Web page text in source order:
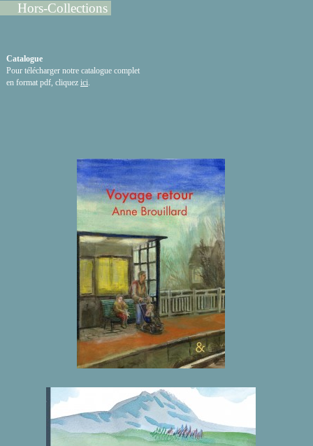
Hors-Collections
Catalogue
Pour télécharger notre catalogue complet
en format pdf, cliquez ici.